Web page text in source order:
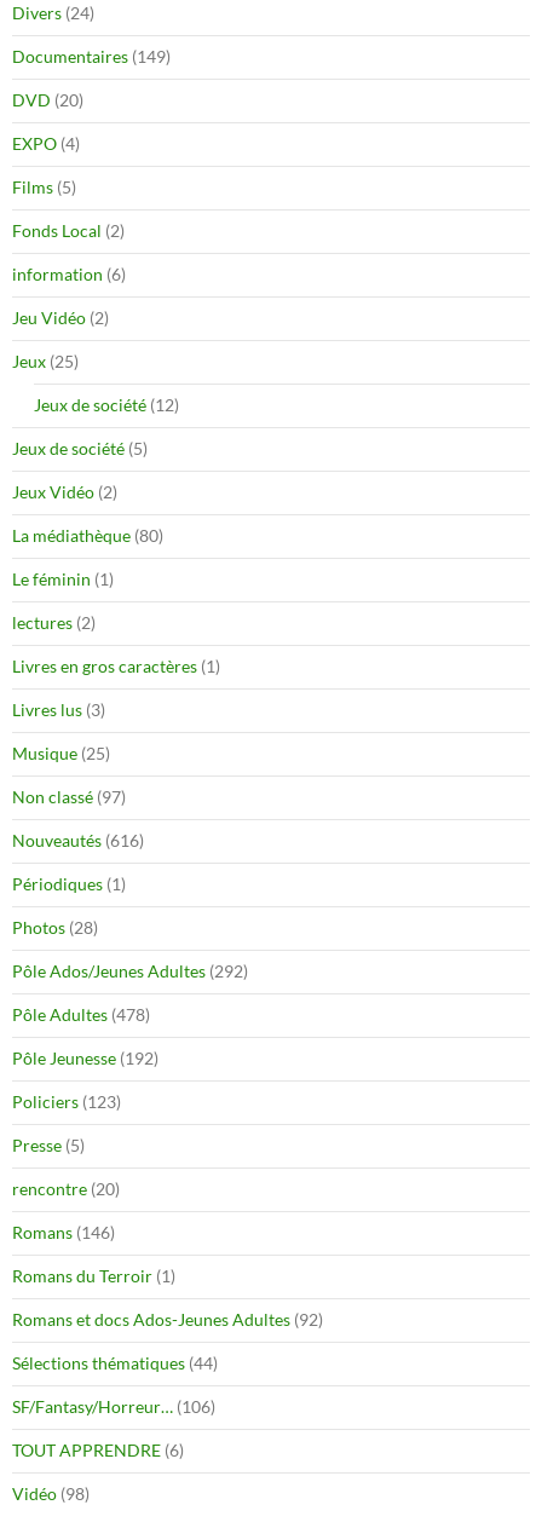
Divers (24)
Documentaires (149)
DVD (20)
EXPO (4)
Films (5)
Fonds Local (2)
information (6)
Jeu Vidéo (2)
Jeux (25)
Jeux de société (12)
Jeux de société (5)
Jeux Vidéo (2)
La médiathèque (80)
Le féminin (1)
lectures (2)
Livres en gros caractères (1)
Livres lus (3)
Musique (25)
Non classé (97)
Nouveautés (616)
Périodiques (1)
Photos (28)
Pôle Ados/Jeunes Adultes (292)
Pôle Adultes (478)
Pôle Jeunesse (192)
Policiers (123)
Presse (5)
rencontre (20)
Romans (146)
Romans du Terroir (1)
Romans et docs Ados-Jeunes Adultes (92)
Sélections thématiques (44)
SF/Fantasy/Horreur… (106)
TOUT APPRENDRE (6)
Vidéo (98)